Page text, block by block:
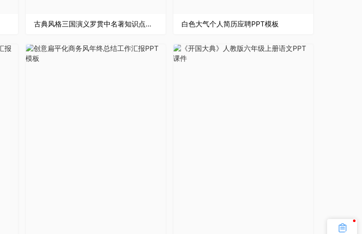
古典风格三国演义罗贯中名著知识点梳理语文课程教师专用PPT模板 白色大气个人简历应聘PPT模板